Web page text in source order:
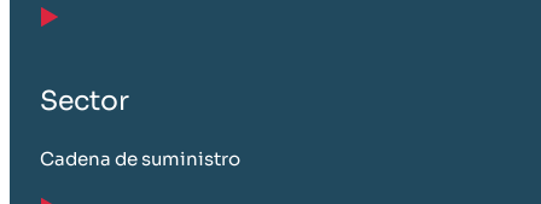
Sector
Cadena de suministro